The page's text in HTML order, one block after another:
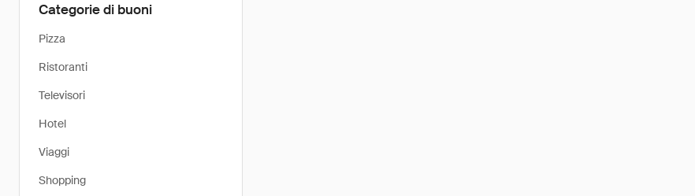
Categorie di buoni
Pizza
Ristoranti
Televisori
Hotel
Viaggi
Shopping